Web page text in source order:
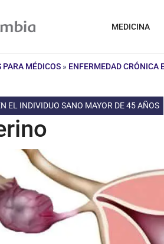
MEDICINA
PARA MÉDICOS » ENFERMEDAD CRÓNICA
EL INDIVIDUO SANO MAYOR DE 45 AÑOS